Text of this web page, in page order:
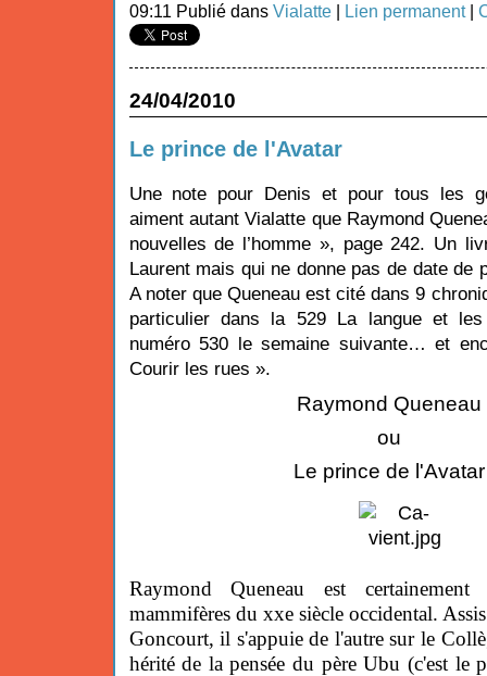
09:11 Publié dans Vialatte| Lien permanent|
24/04/2010
Le prince de l'Avatar
Une note pour Denis et pour tous les
aiment autant Vialatte que Raymond
nouvelles de l’homme », page 242. Un
Laurent mais qui ne donne pas de date de
A noter que Queneau est cité dans 9
particulier dans la 529 La langue et
numéro 530 le semaine suivante… et
Courir les rues ».
Raymond Queneau
ou
Le prince de l'Avatar
Raymond Queneau est
mammifères du xxe siècle occidental.
Goncourt, il s'appuie de l'autre sur le
hérité de la pensée du père Ubu (c'est le